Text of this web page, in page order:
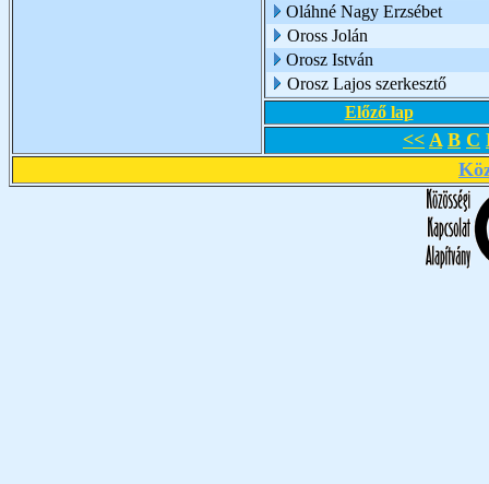
Oláhné Nagy Erzsébet
Oross Jolán
Orosz István
Orosz Lajos szerkesztő
Előző lap
<< A B C